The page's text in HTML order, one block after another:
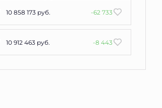
10 858 173 руб. -62 733
10 912 463 руб. -8 443